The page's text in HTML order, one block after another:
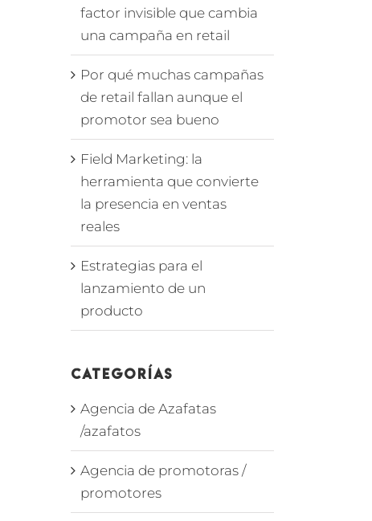
factor invisible que cambia
una campaña en retail
Por qué muchas campañas
de retail fallan aunque el
promotor sea bueno
Field Marketing: la
herramienta que convierte
la presencia en ventas
reales
Estrategias para el
lanzamiento de un
producto
Categorías
Agencia de Azafatas
/azafatos
Agencia de promotoras /
promotores